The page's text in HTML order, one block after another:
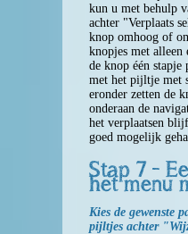
kun u met behulp
achter "Verplaats
knop omhoog of
knopjes met alleen
de knop één stapje
met het pijltje met
eronder zetten de
onderaan de
het verplaatsen
goed mogelijk
Stap 7 -
het menu
Kies de gewenste
pijltjes achter